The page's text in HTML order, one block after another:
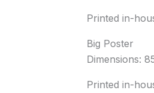
Printed in-
Big Poster
Dimensions:
Printed in-